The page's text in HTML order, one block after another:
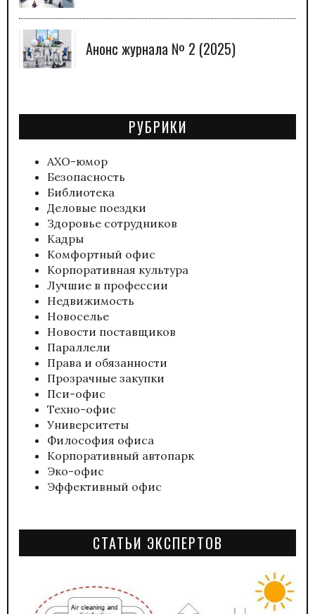
Анонс журнала № 2 (2025)
РУБРИКИ
АХО-юмор
Безопасность
Библиотека
Деловые поездки
Здоровье сотрудников
Кадры
Комфортный офис
Корпоративная культура
Лучшие в профессии
Недвижимость
Новоселье
Новости поставщиков
Параллели
Права и обязанности
Прозрачные закупки
Пси-офис
Техно-офис
Университеты
Философия офиса
Корпоративный автопарк
Эко-офис
Эффективный офис
СТАТЬИ ЭКСПЕРТОВ